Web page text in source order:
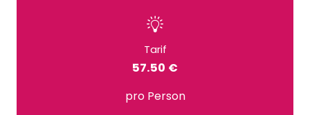
Tarif
57.50 €
pro Person